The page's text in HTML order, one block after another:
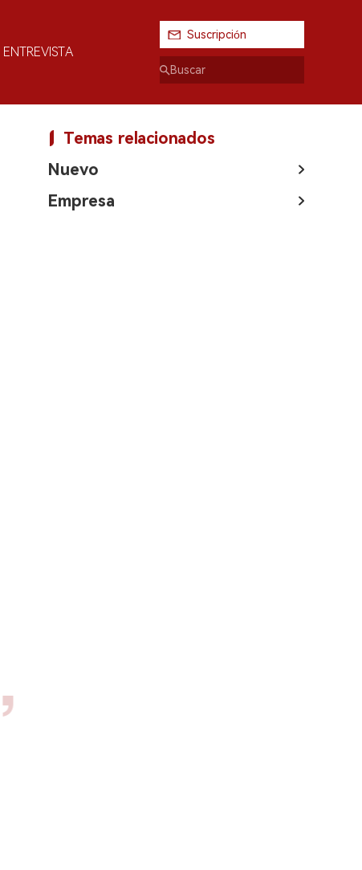
ENTREVISTA
Suscripción
Temas relacionados
Nuevo
Empresa